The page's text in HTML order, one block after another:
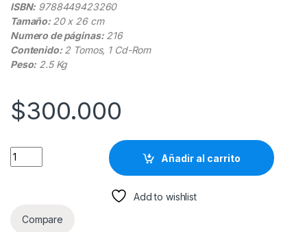
ISBN: 9788449423260
Tamaño: 20 x 26 cm
Numero de páginas:216
Contenido:2 Tomos, 1 Cd-Rom
Peso: 2.5 Kg
$300.000
El Sexo Contado A Los Pequeños 2 Tomos - Carlos De
Añadir al carrito
Add to wishlist
Compare